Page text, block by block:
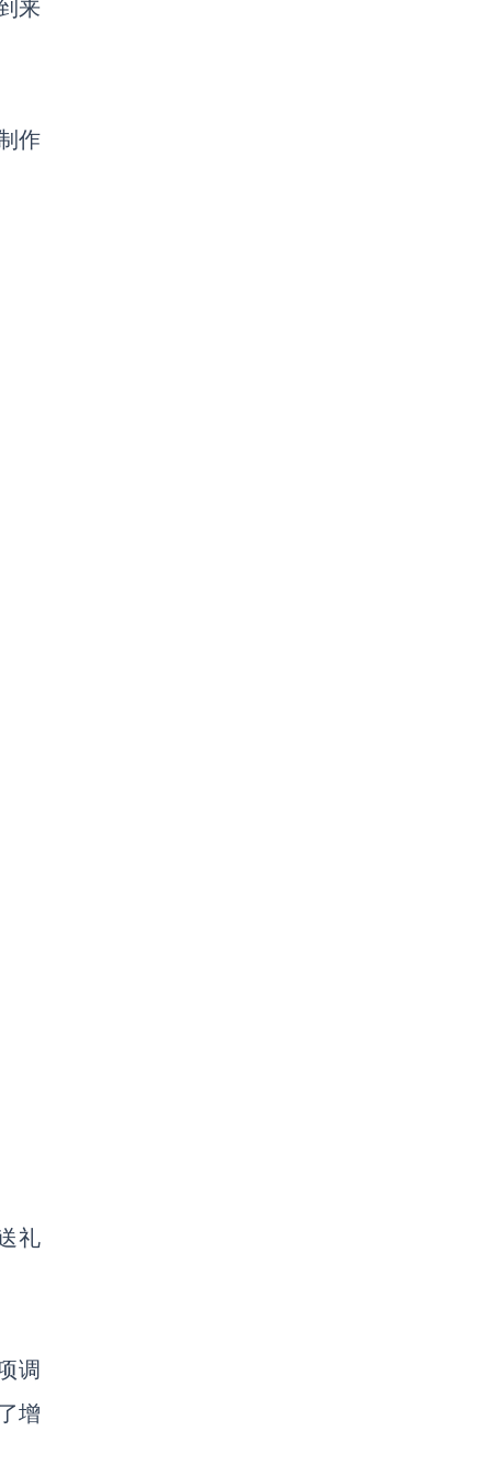
来
作
礼
调
增